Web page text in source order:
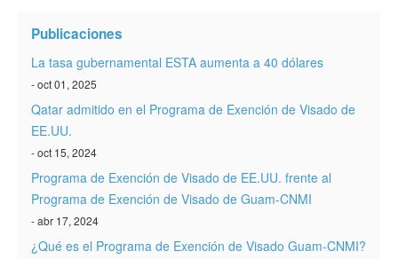
ESTA Información
Contacto
Publicaciones
La tasa gubernamental ESTA aumenta a 40 dólares
- oct 01, 2025
Qatar admitido en el Programa de Exención de Visado de
EE.UU.
- oct 15, 2024
Programa de Exención de Visado de EE.UU. frente al
Programa de Exención de Visado de Guam-CNMI
- abr 17, 2024
¿Qué es el Programa de Exención de Visado Guam-CNMI?